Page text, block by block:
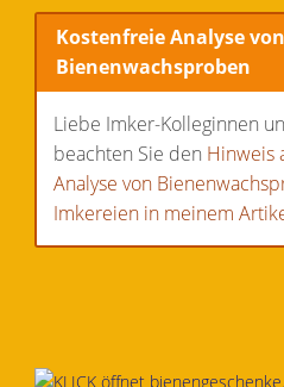
Kostenfreie Analyse von
Bienenwachsproben
Liebe Imker-Kolleginnen
beachten Sie den Hinweis
Analyse von
Imkereien in meinem